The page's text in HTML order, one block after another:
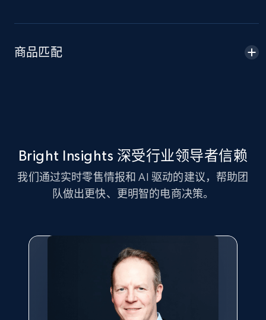
URL, Product id, Title, Seller name, Seller rating,
Seller reviews, Breadcrumbs, Root category, and
more.
eBay - Gather data on products using
specified keywords
URL, Product id, Title, Seller name, Seller rating,
Seller reviews, Breadcrumbs, Root category, and
商品匹配
Bright Insights 深受行业领导者信赖
我们通过实时零售情报和 AI 驱动的建议，帮助团
队做出更快、更明智的电商决策。